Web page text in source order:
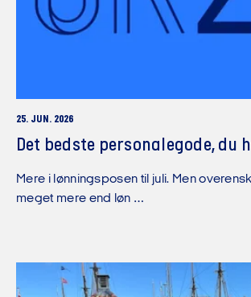
25. JUN. 2026
Det bedste personalegode, du
Mere i lønningsposen til juli. Men
meget mere end løn …